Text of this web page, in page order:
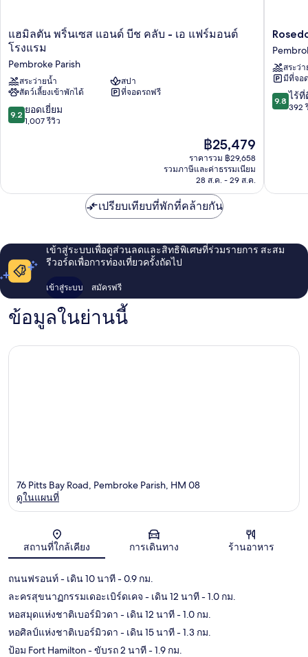
เบด
เบด
แฮ
มิล
พริ้น
เซส
แอนด์
บีช
คลับ
โรงแรม
แฮมิลตัน พริ้นเซส แอนด์ บีช คลับ - เอ แฟร์มอนต์
โรงแรม
Pembroke Parish
สระว่ายน้ำ
สปา
สัตว์เลี้ยงเข้าพักได้
ที่จอดรถฟรี
9.2
จาก
9.2 ยอดเยี่ยม
1,007 รีวิว
ราคา
ปัจจุบัน
คือ
฿25,479
฿25,479
ราคารวม ฿29,658
รวมภาษีและค่าธรรมเนียม
28 ส.ค. - 29 ส.ค.
Hotel
Parish
สระว่
มีที่จอ
9.8
จาก
9.8 ไร้ที่
392
เปรียบเทียบที่พักที่คล้ายกัน
เข้าสู่ระบบเพื่อดูส่วนลดและสิทธิพิเศษที่ร่วมรายการ สะสม
รีวอร์ดเพื่อการท่องเที่ยวครั้งถัดไป
เข้าสู่ระบบ สมัครฟรี
ข้อมูลในย่านนี้
แผนที่
76 Pitts Bay Road, Pembroke Parish, HM 08
ดูในแผนที่
สถานที่ใกล้เคียง การเดินทาง ร้านอาหาร
ถนนฟรอนท์- เดิน 10 นาที- 0.9 กม.
ละครสุขนาฏกรรมเดอะเบิร์ดเคจ - เดิน 12 นาที- 1.0 กม.
หอสมุดแห่งชาติเบอร์มิวดา - เดิน 12 นาที- 1.0 กม.
หอศิลป์แห่งชาติเบอร์มิวดา - เดิน 15 นาที- 1.3 กม.
ป้อม Fort Hamilton- ขับรถ 2 นาที- 1.9 กม.